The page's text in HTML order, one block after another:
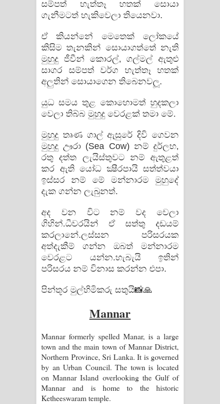
පෙළ
සම්පත් හැත්තෑ හතක් සොයා
ගැනීමටත් හැකිවෙලා තියෙනවා.
ඒ කියන්නේ මෙතෙක් ලෝකයේ
කිසිම තැනකින් සොයාගත්තේ නැති
මුහුදු ජීවීන් කොරල්, ගල්මල් ඇතුළු
සාගර සම්පත් වර්ග හැත්තෑ හතක්
අලුතින් සොයාගෙන තිබෙනවලූ.
යුධ සමය තුළ කොහොමත් හුදකලා
වෙලා තිබ්බ මුහුදු වෙරළක් තමා මේ.
මුහුදු තෘණ ගාල් ඇසුරේ දිවි ගෙවන
මුහුදු ඌරා (Sea Cow) නම් දුර්ලභ,
රතු දත්ත ලැයිස්‌තුවට නම් ඇතුළත්
කර ඇති යෝධ ක්‍ෂීරපායි සත්ත්වයා
ඉස්සර නම් මේ මන්නාරම මුහුදේ
දැක ගන්න ලැබුනත්.
අද වන විට නම් වද වෙලා
ගිහින්.ධීවරයින් ඒ සත්තු දඩයම්
කරලානේ.ලස්සන පරිසරයක
අත්දැකීම් ගන්න ඔබත් මන්නාරම
වෙරළට යන්න.හැබැයි ඉතින්
පරිසරය නම් විනාස කරන්න එපා.
පින්තූර මුල්හිමිකරු සතුයි📸🙏
Mannar
Mannar formerly spelled Manar, is a large
town and the main town of Mannar District,
Northern Province, Sri Lanka. It is governed
by an Urban Council. The town is located
on Mannar Island overlooking the Gulf of
Mannar and is home to the historic
Ketheeswaram temple.